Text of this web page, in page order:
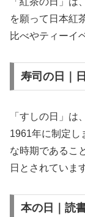
を願って日本紅
比べやティーイ
寿司の日｜
「すしの日」
1961年に制定し
な時期であるこ
日とされていま
本の日｜読